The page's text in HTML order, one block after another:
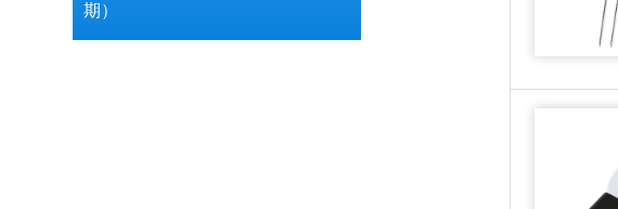
期）